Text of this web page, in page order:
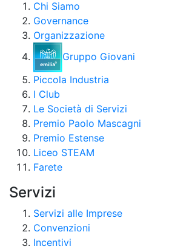
Chi Siamo
Governance
Organizzazione
Gruppo Giovani
Piccola Industria
I Club
Le Società di Servizi
Premio Paolo Mascagni
Premio Estense
Liceo STEAM
Farete
Servizi
Servizi alle Imprese
Convenzioni
Incentivi